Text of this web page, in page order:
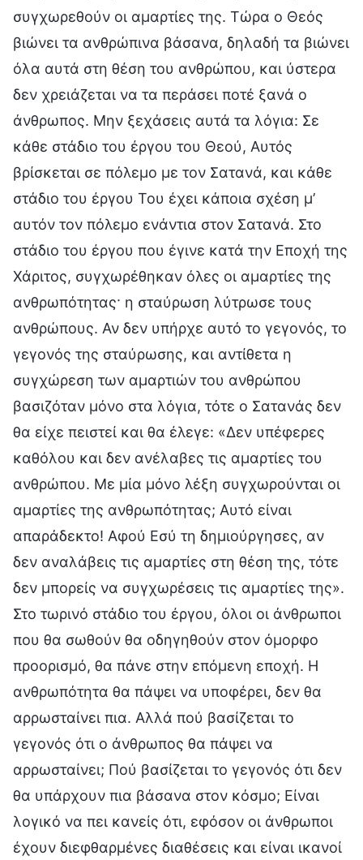
συγχωρεθούν οι αμαρτίες της. Τώρα ο Θεός
βιώνει τα ανθρώπινα βάσανα, δηλαδή τα βιώνει
όλα αυτά στη θέση του ανθρώπου, και ύστερα
δεν χρειάζεται να τα περάσει ποτέ ξανά ο
άνθρωπος. Μην ξεχάσεις αυτά τα λόγια: Σε
κάθε στάδιο του έργου του Θεού, Αυτός
βρίσκεται σε πόλεμο με τον Σατανά, και κάθε
στάδιο του έργου Του έχει κάποια σχέση μ’
αυτόν τον πόλεμο ενάντια στον Σατανά. Στο
στάδιο του έργου που έγινε κατά την Εποχή της
Χάριτος, συγχωρέθηκαν όλες οι αμαρτίες της
ανθρωπότητας· η σταύρωση λύτρωσε τους
ανθρώπους. Αν δεν υπήρχε αυτό το γεγονός, το
γεγονός της σταύρωσης, και αντίθετα η
συγχώρεση των αμαρτιών του ανθρώπου
βασιζόταν μόνο στα λόγια, τότε ο Σατανάς δεν
θα είχε πειστεί και θα έλεγε: «Δεν υπέφερες
καθόλου και δεν ανέλαβες τις αμαρτίες του
ανθρώπου. Με μία μόνο λέξη συγχωρούνται οι
αμαρτίες της ανθρωπότητας; Αυτό είναι
απαράδεκτο! Αφού Eσύ τη δημιούργησες, αν
δεν αναλάβεις τις αμαρτίες στη θέση της, τότε
δεν μπορείς να συγχωρέσεις τις αμαρτίες της».
Στο τωρινό στάδιο του έργου, όλοι οι άνθρωποι
που θα σωθούν θα οδηγηθούν στον όμορφο
προορισμό, θα πάνε στην επόμενη εποχή. Η
ανθρωπότητα θα πάψει να υποφέρει, δεν θα
αρρωσταίνει πια. Αλλά πού βασίζεται το
γεγονός ότι ο άνθρωπος θα πάψει να
αρρωσταίνει; Πού βασίζεται το γεγονός ότι δεν
θα υπάρχουν πια βάσανα στον κόσμο; Είναι
λογικό να πει κανείς ότι, εφόσον οι άνθρωποι
έχουν διεφθαρμένες διαθέσεις και είναι ικανοί